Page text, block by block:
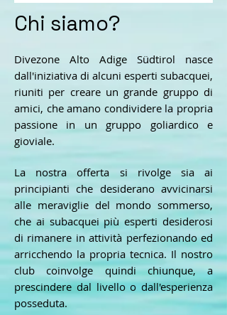
Chi siamo?
Divezone Alto Adige Südtirol nasce
dall'iniziativa di alcuni esperti subacquei,
riuniti per creare un grande gruppo di
amici, che amano condividere la propria
passione in un gruppo goliardico e
gioviale.
La nostra offerta si rivolge sia ai
principianti che desiderano avvicinarsi
alle meraviglie del mondo sommerso,
che ai subacquei più esperti desiderosi
di rimanere in attività perfezionando ed
arricchendo la propria tecnica. Il nostro
club coinvolge quindi chiunque, a
prescindere dal livello o dall'esperienza
posseduta.